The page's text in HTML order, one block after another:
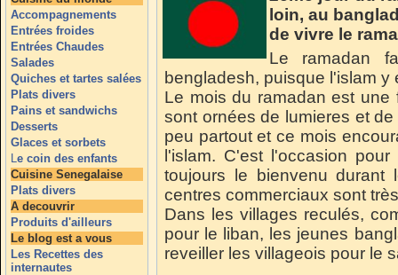
Accompagnements
Entrées froides
Entrées Chaudes
Salades
Quiches et tartes salées
Plats divers
Pains et sandwichs
Desserts
Glaces et sorbets
Le coin des enfants
Cuisine Senegalaise
Plats divers
A decouvrir
Produits d'ailleurs
Le blog est a vous
Les Recettes des
internautes
loin, au
de vivre le
Le ramadan
bengladesh, puisque l'islam y
Le mois du ramadan est
sont ornées de lumieres et
peu partout et ce mois
l'islam. C'est l'occasion
toujours le bienvenu
centres commerciaux sont
Dans les villages reculés,
pour le liban, les jeunes
reveiller les villageois pour le